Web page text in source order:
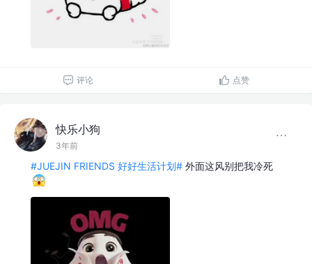
评论 点赞
快乐小狗
3年前
#JUEJIN FRIENDS 好好生活计划# 外面这风别把我冷死